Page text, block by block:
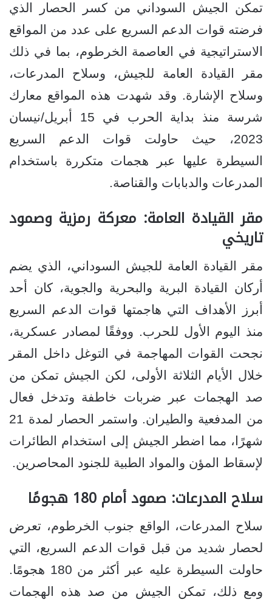
تمكن الجيش السوداني من كسر الحصار الذي
فرضته قوات الدعم السريع على عدد من المواقع
الاستراتيجية في العاصمة الخرطوم، بما في ذلك
مقر القيادة العامة للجيش، وسلاح المدرعات،
وسلاح الإشارة. وقد شهدت هذه المواقع معارك
شرسة منذ بداية الحرب في 15 أبريل/نيسان
2023، حيث حاولت قوات الدعم السريع
السيطرة عليها عبر هجمات متكررة باستخدام
المدرعات والدبابات والقناصة.
مقر القيادة العامة: معركة رمزية وصمود
تاريخي
مقر القيادة العامة للجيش السوداني، الذي يضم
أركان القيادة البرية والبحرية والجوية، كان أحد
أبرز الأهداف التي هاجمتها قوات الدعم السريع
منذ اليوم الأول للحرب. ووفقًا لمصادر عسكرية،
نجحت القوات المهاجمة في التوغل داخل المقر
خلال الأيام الثلاثة الأولى، لكن الجيش تمكن من
صد الهجمات عبر ضربات خاطفة وتدخل فعال
من المدفعية والطيران. واستمر الحصار لمدة 21
شهرًا، مما اضطر الجيش إلى استخدام الطائرات
لإسقاط المؤن والمواد الطبية للجنود المحاصرين.
سلاح المدرعات: صمود أمام 180 هجومًا
سلاح المدرعات، الواقع جنوب الخرطوم، تعرض
لحصار شديد من قبل قوات الدعم السريع، التي
حاولت السيطرة عليه عبر أكثر من 180 هجومًا.
ومع ذلك، تمكن الجيش من صد هذه الهجمات